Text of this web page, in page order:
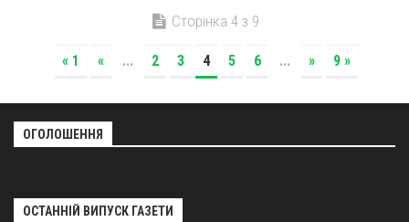
Сторінка 4 з 9
« 1 « ... 2 3 4 5 6 ... » 9 »
ОГОЛОШЕННЯ
ОСТАННІЙ ВИПУСК ГАЗЕТИ